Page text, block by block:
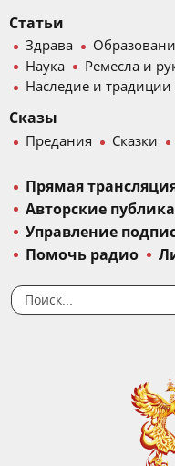
Статьи
Здрава
Наука
Ремесла и
Наследие и традиции
Сказы
Предания Сказки
Прямая
Авторские
Управление
Помочь радио